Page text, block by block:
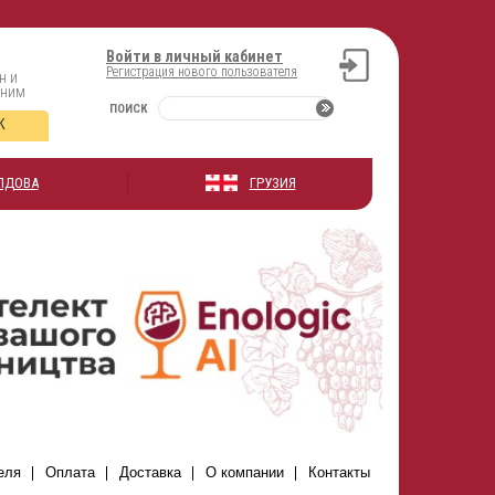
Войти в личный кабинет
Регистрация нового пользователя
ПОИСК
и
ГРУЗИЯ
Оплата Доставка О компании Контакты